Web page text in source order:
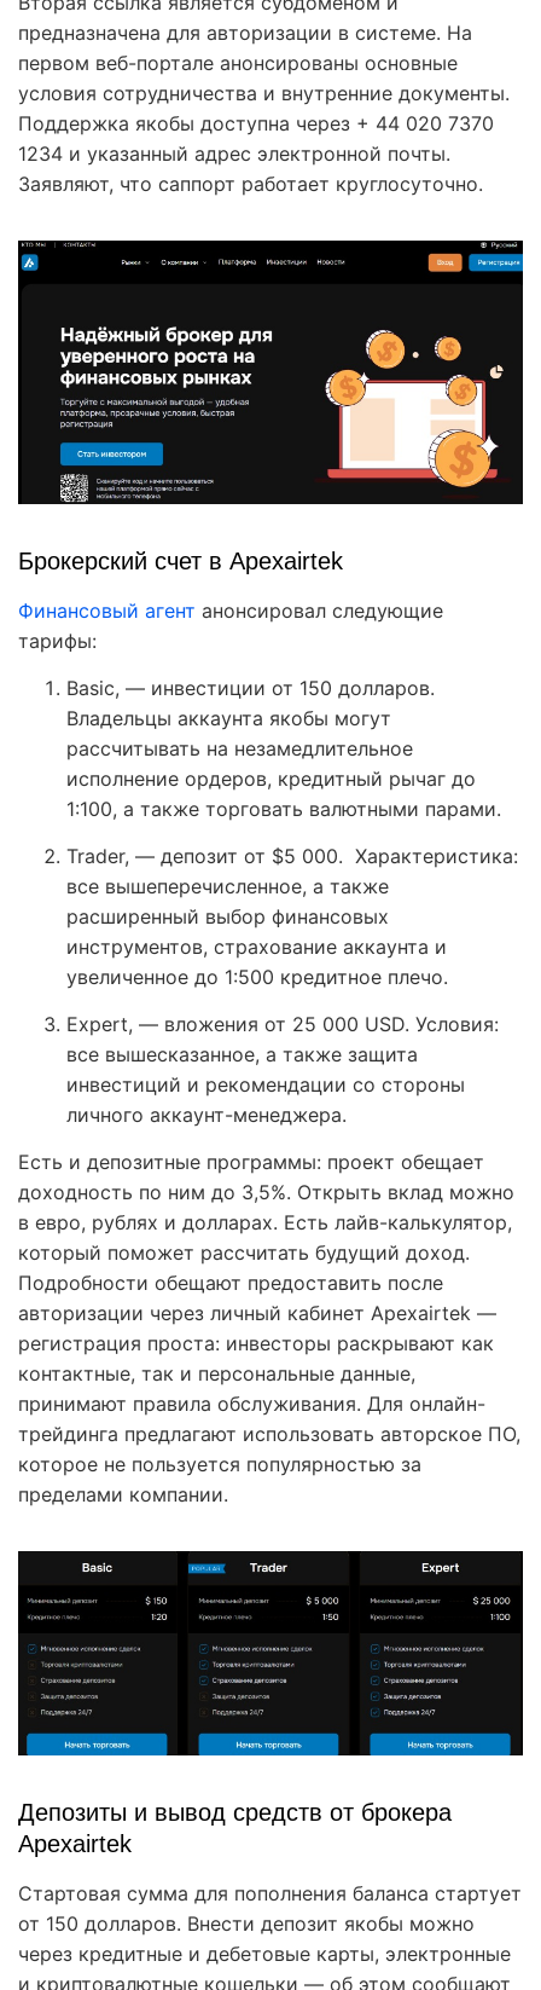
предназначена для авторизации в системе. На
первом веб-портале анонсированы основные
условия сотрудничества и внутренние документы.
Поддержка якобы доступна через + 44 020 7370
1234 и указанный адрес электронной почты.
Заявляют, что саппорт работает круглосуточно.
Брокерский счет в Apexairtek
Финансовый агент анонсировал следующие
тарифы:
Basic, — инвестиции от 150 долларов.
Владельцы аккаунта якобы могут
рассчитывать на незамедлительное
исполнение ордеров, кредитный рычаг до
1:100, а также торговать валютными парами.
Trader, — депозит от $5 000. Характеристика:
все вышеперечисленное, а также
расширенный выбор финансовых
инструментов, страхование аккаунта и
увеличенное до 1:500 кредитное плечо.
Expert, — вложения от 25 000 USD. Условия:
все вышесказанное, а также защита
инвестиций и рекомендации со стороны
личного аккаунт-менеджера.
Есть и депозитные программы: проект обещает
доходность по ним до 3,5%. Открыть вклад можно
в евро, рублях и долларах. Есть лайв-калькулятор,
который поможет рассчитать будущий доход.
Подробности обещают предоставить после
авторизации через личный кабинет Apexairtek —
регистрация проста: инвесторы раскрывают как
контактные, так и персональные данные,
принимают правила обслуживания. Для онлайн-
трейдинга предлагают использовать авторское ПО,
которое не пользуется популярностью за
пределами компании.
Депозиты и вывод средств от брокера
Apexairtek
Стартовая сумма для пополнения баланса стартует
от 150 долларов. Внести депозит якобы можно
через кредитные и дебетовые карты, электронные
и криптовалютные кошельки — об этом сообщают